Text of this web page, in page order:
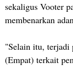
sekaligus Vooter
membenarkan
"Selain itu, terjadi
(Empat) terkait